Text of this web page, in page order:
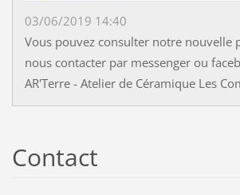
03/06/2019 14:40
Vous pouvez consulter notre nouvelle
nous contacter par messenger ou
AR'Terre - Atelier de Céramique Les
Contact